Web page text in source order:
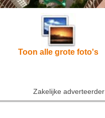
Toon alle grote foto's
Zakelijke adverteerder